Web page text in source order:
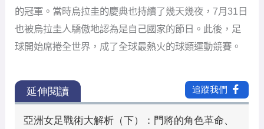
的冠軍。當時烏拉圭的慶典也持續了幾天幾夜，7月31日
也被烏拉圭人驕傲地認為是自己國家的節日。此後，足
球開始席捲全世界，成了全球最熱火的球類運動競賽。